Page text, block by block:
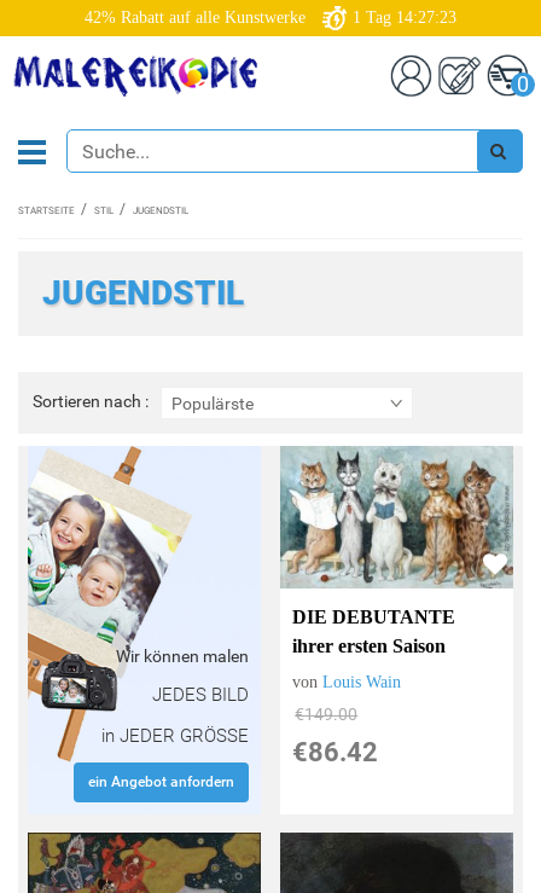
42% Rabatt auf alle Kunstwerke 1 Tag 14:27:21
0
STARTSEITE STIL JUGENDSTIL
JUGENDSTIL
Sortieren nach : Populärste
Sortieren
nach
Wir können malen
JEDES BILD
in JEDER GRÖSSE
ein Angebot anfordern
DIE DEBUTANTE
ihrer ersten Saison
vonLouis Wain
€149.00
€86.42